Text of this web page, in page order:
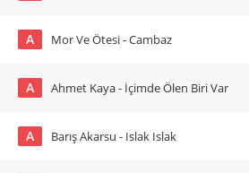
A Mor Ve Ötesi - Cambaz
A Ahmet Kaya - İçimde Ölen Biri Var
A Barış Akarsu - Islak Islak